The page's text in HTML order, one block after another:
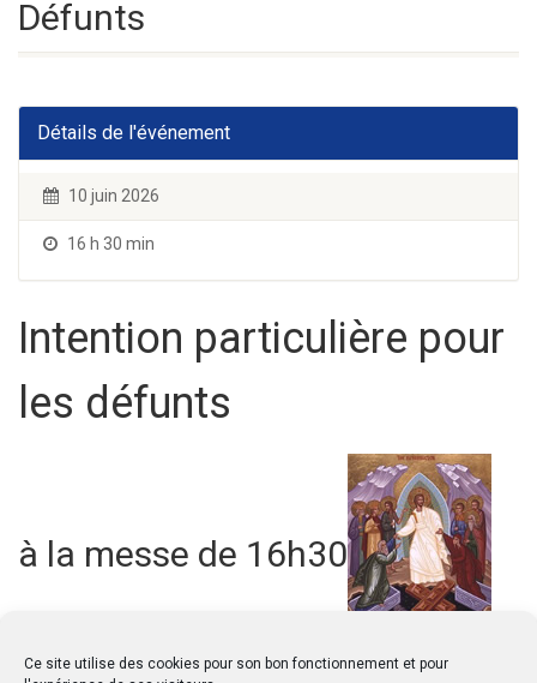
Ce site utilise des cookies pour son bon fonctionnement et pour
Défunts
Détails de l'événement
10 juin 2026
16 h 30 min
Intention particulière pour
les défunts
à la messe de 16h30